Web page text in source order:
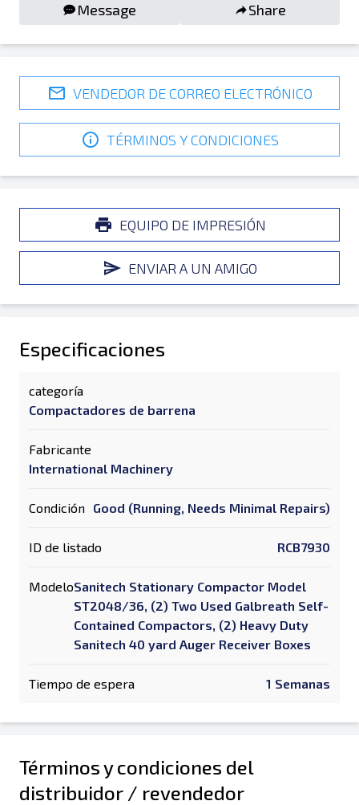
Message Share
VENDEDOR DE CORREO ELECTRÓNICO
TÉRMINOS Y CONDICIONES
EQUIPO DE IMPRESIÓN
ENVIAR A UN AMIGO
Especificaciones
categoría
Compactadores de barrena
Fabricante
International Machinery
Condición Good (Running, Needs Minimal Repairs)
ID de listado RCB7930
ModeloSanitech Stationary Compactor Model
ST2048/36, (2) Two Used Galbreath Self-
Contained Compactors, (2) Heavy Duty
Sanitech 40 yard Auger Receiver Boxes
Tiempo de espera 1 Semanas
Términos y condiciones del
distribuidor / revendedor